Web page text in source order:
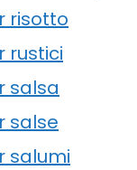
risotto
rustici
salsa
salse
salumi